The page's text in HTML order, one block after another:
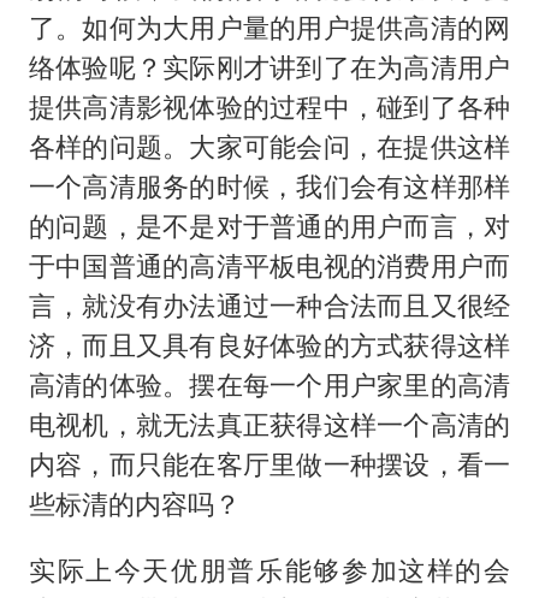
了。如何为大用户量的用户提供高清的网
络体验呢？实际刚才讲到了在为高清用户
提供高清影视体验的过程中，碰到了各种
各样的问题。大家可能会问，在提供这样
一个高清服务的时候，我们会有这样那样
的问题，是不是对于普通的用户而言，对
于中国普通的高清平板电视的消费用户而
言，就没有办法通过一种合法而且又很经
济，而且又具有良好体验的方式获得这样
高清的体验。摆在每一个用户家里的高清
电视机，就无法真正获得这样一个高清的
内容，而只能在客厅里做一种摆设，看一
些标清的内容吗？
实际上今天优朋普乐能够参加这样的会